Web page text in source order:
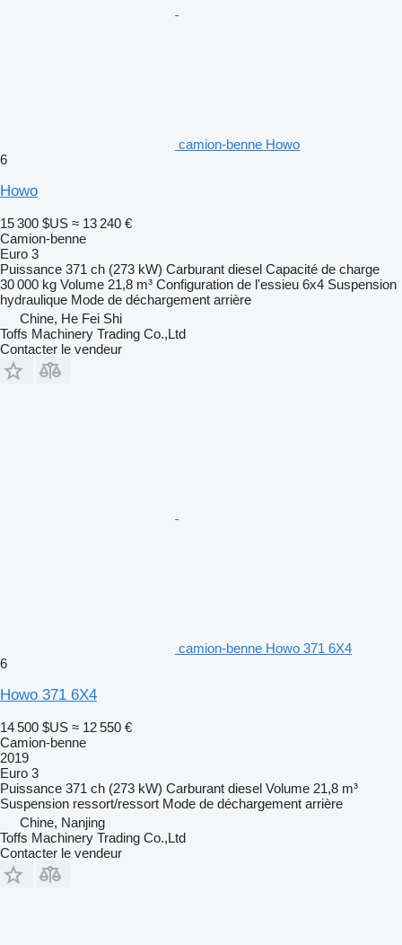
camion-benne Howo
6
Howo
15 300 $US ≈ 13 240 €
Camion-benne
Euro 3
Puissance 371 ch (273 kW) Carburant diesel Capacité de charge
30 000 kg Volume 21,8 m³ Configuration de l'essieu 6x4 Suspension
hydraulique Mode de déchargement arrière
Chine, He Fei Shi
Toffs Machinery Trading Co.,Ltd
Contacter le vendeur
camion-benne Howo 371 6X4
6
Howo 371 6X4
14 500 $US ≈ 12 550 €
Camion-benne
2019
Euro 3
Puissance 371 ch (273 kW) Carburant diesel Volume 21,8 m³
Suspension ressort/ressort Mode de déchargement arrière
Chine, Nanjing
Toffs Machinery Trading Co.,Ltd
Contacter le vendeur